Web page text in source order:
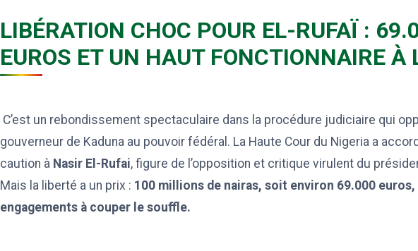
LIBÉRATION CHOC POUR EL-RUFAÏ :
EUROS ET UN HAUT FONCTIONNAIRE À
C’est un rebondissement spectaculaire dans la procédure judiciaire qui
gouverneur de Kaduna au pouvoir fédéral. La Haute Cour du Nigeria a
caution à Nasir El-Rufai, figure de l’opposition et critique virulent du
Mais la liberté a un prix : 100 millions de nairas, soit environ 69.000 euros,
engagements à couper le souffle.